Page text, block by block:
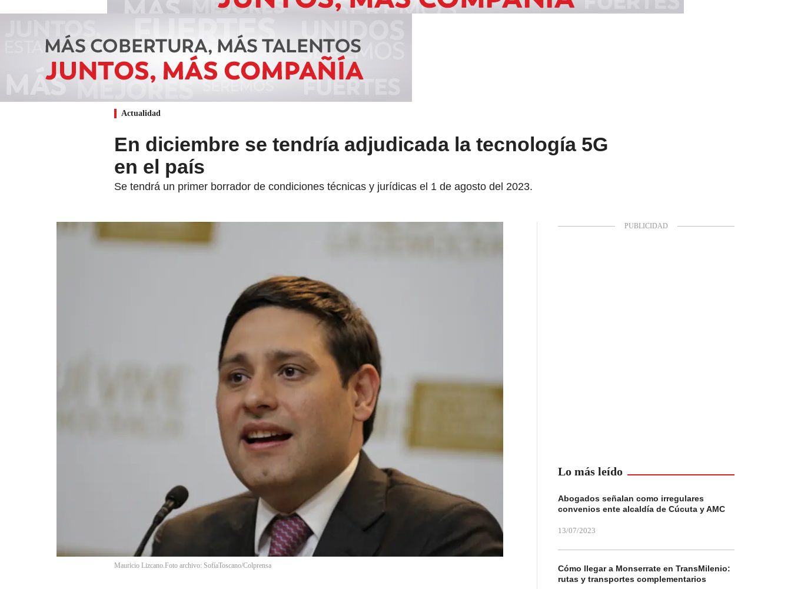
Actualidad
En diciembre se tendría adjudicada la tecnología 5G
en el país
Se tendrá un primer borrador de condiciones técnicas y jurídicas el 1 de agosto del 2023.
Mauricio Lizcano.Foto archivo: SofíaToscano/Colprensa
Lo más leído
Abogados señalan como irregulares
convenios ente alcaldía de Cúcuta y AMC
13/07/2023
Cómo llegar a Monserrate en TransMilenio:
rutas y transportes complementarios